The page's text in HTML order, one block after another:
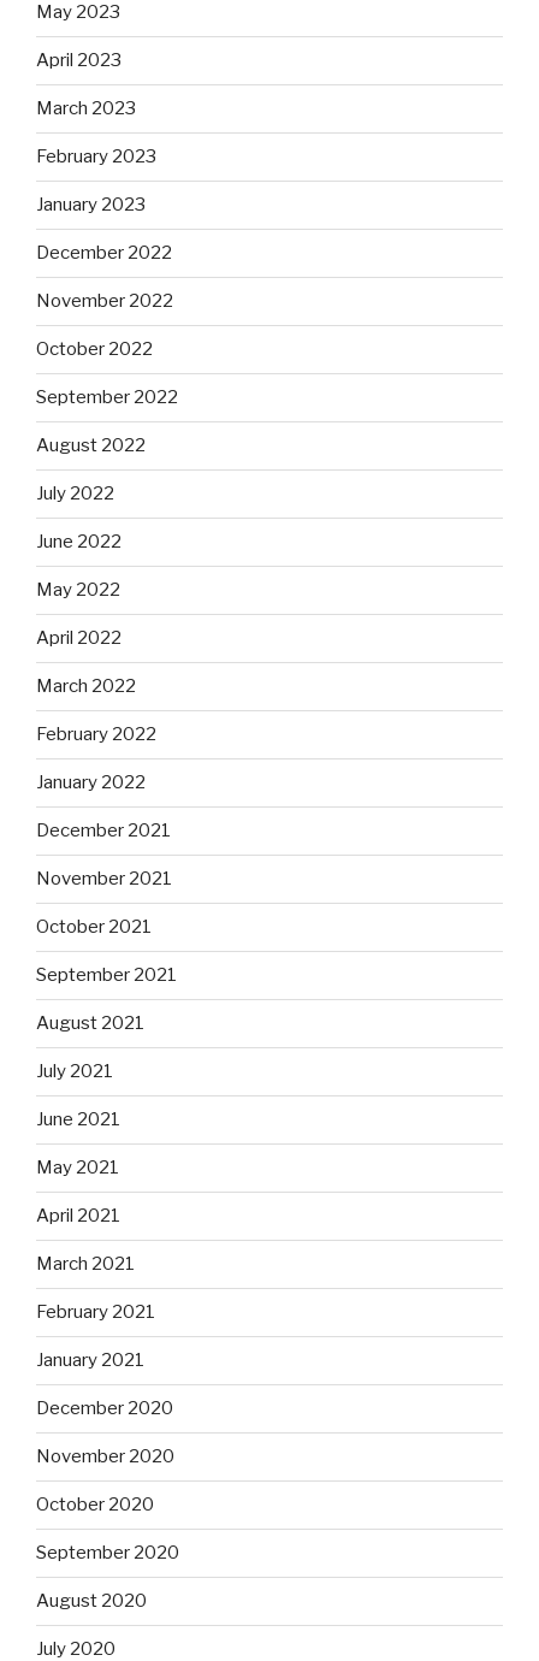
May 2023
April 2023
March 2023
February 2023
January 2023
December 2022
November 2022
October 2022
September 2022
August 2022
July 2022
June 2022
May 2022
April 2022
March 2022
February 2022
January 2022
December 2021
November 2021
October 2021
September 2021
August 2021
July 2021
June 2021
May 2021
April 2021
March 2021
February 2021
January 2021
December 2020
November 2020
October 2020
September 2020
August 2020
July 2020